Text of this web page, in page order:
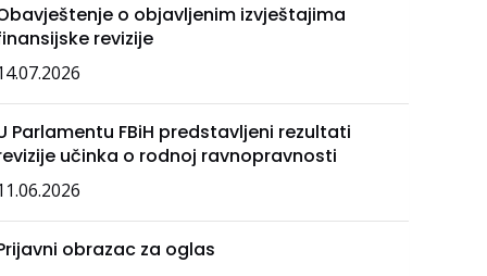
o objavljenim izvještajima
revizije
Parlamentu FBiH predstavljeni rezultati
učinka o rodnoj ravnopravnosti
obrazac za oglas